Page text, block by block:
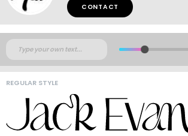
CONTACT
REGULAR STYLE